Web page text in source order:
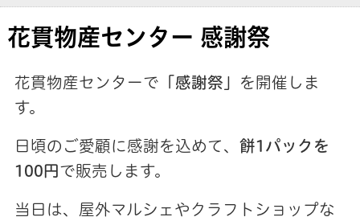
花貫物産センター 感謝祭
花貫物産センターで 「感謝祭」
を開催しま
す。
日頃のご愛顧に感謝を込めて、 餅1パックを
100円で販売します。
当日は、屋外マルシェやクラフトショップな